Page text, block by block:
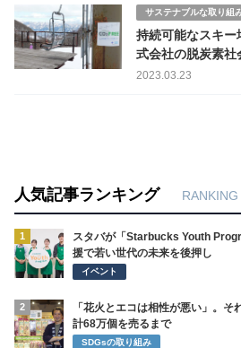
サステナブルな取り組
持続可能なスキー
式会社の脱炭素社
2023.03.23
人気記事ランキング RANKING
1
スタバが「Starbucks Youth
援で若い世代の未来を後押し
イベント
2
「花火とエコは相性が悪い」。
計68万個を売るまで
SDGsの取り組み